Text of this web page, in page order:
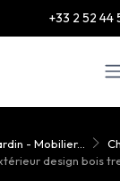
+33 2 52 44
- Mobilier...
design bois